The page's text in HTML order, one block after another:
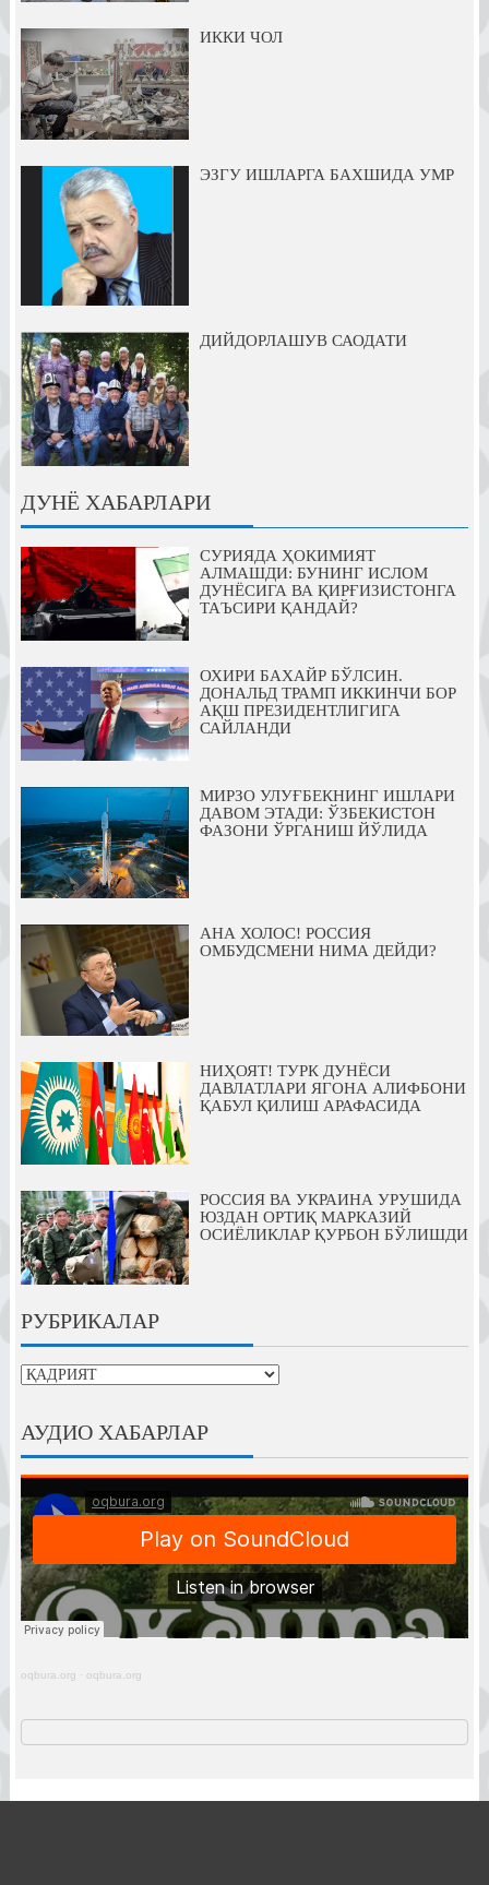
ИККИ ЧОЛ
ЭЗГУ ИШЛАРГА БАХШИДА УМР
ДИЙДОРЛАШУВ САОДАТИ
ДУНЁ ХАБАРЛАРИ
СУРИЯДА ҲОКИМИЯТ
АЛМАШДИ: БУНИНГ ИСЛОМ
ДУНЁСИГА ВА ҚИРҒИЗИСТОНГА
ТАЪСИРИ ҚАНДАЙ?
ОХИРИ БАХАЙР БЎЛСИН.
ДОНАЛЬД ТРАМП ИККИНЧИ БОР
АҚШ ПРЕЗИДЕНТЛИГИГА
САЙЛАНДИ
МИРЗО УЛУҒБЕКНИНГ ИШЛАРИ
ДАВОМ ЭТАДИ: ЎЗБЕКИСТОН
ФАЗОНИ ЎРГАНИШ ЙЎЛИДА
АНА ХОЛОС! РОССИЯ
ОМБУДСМЕНИ НИМА ДЕЙДИ?
НИҲОЯТ! ТУРК ДУНЁСИ
ДАВЛАТЛАРИ ЯГОНА АЛИФБОНИ
ҚАБУЛ ҚИЛИШ АРАФАСИДА
РОССИЯ ВА УКРАИНА УРУШИДА
ЮЗДАН ОРТИҚ МАРКАЗИЙ
ОСИЁЛИКЛАР ҚУРБОН БЎЛИШДИ
РУБРИКАЛАР
рубрикалар
АУДИО ХАБАРЛАР
oqbura.org · oqbura.org